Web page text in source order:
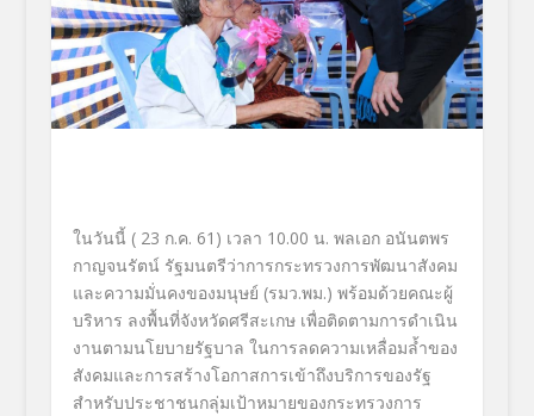
ในวันนี้ ( 23 ก.ค. 61) เวลา 10.00 น. พลเอก อนันตพร
กาญจนรัตน์ รัฐมนตรีว่าการกระทรวงการพัฒนาสังคม
และความมั่นคงของมนุษย์ (รมว.พม.) พร้อมด้วยคณะผู้
บริหาร ลงพื้นที่จังหวัดศรีสะเกษ เพื่อติดตามการดำเนิน
งานตามนโยบายรัฐบาล ในการลดความเหลื่อมล้ำของ
สังคมและการสร้างโอกาสการเข้าถึงบริการของรัฐ
สำหรับประชาชนกลุ่มเป้าหมายของกระทรวงการ